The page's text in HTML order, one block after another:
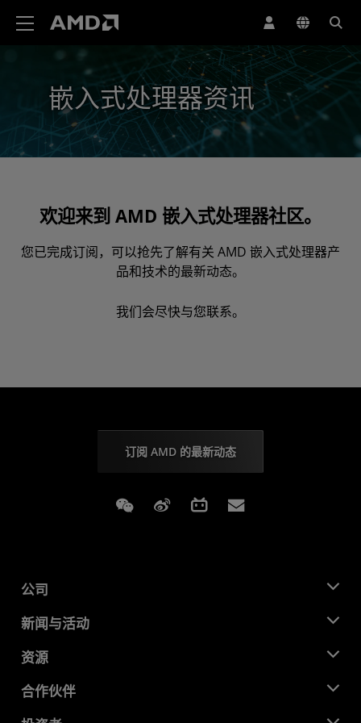
嵌入式处理器资讯
欢迎来到 AMD 嵌入式处理器社区。
您已完成订阅，可以抢先了解有关 AMD 嵌入式处理器产
品和技术的最新动态。
我们会尽快与您联系。
订阅 AMD 的最新动态
Weixin Weibo Bilibili
公司
关于 AMD
企业责任
就业机会
联系我们
新闻与活动
新闻中心
媒体库
资源
开发中心
合作伙伴